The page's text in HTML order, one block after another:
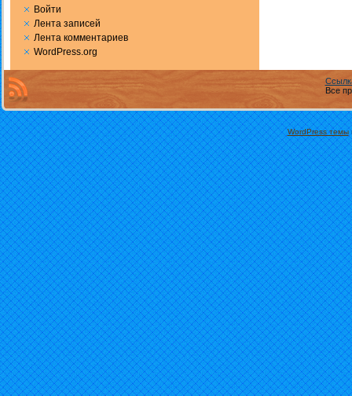
Войти
Лента записей
Лента комментариев
WordPress.org
Все
WordPress темы